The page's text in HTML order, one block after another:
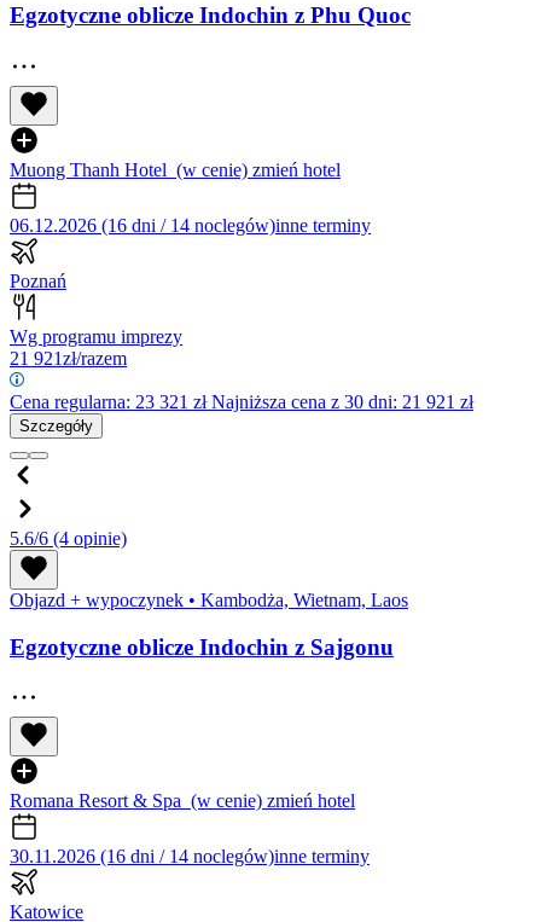
Egzotyczne oblicze Indochin z Phu Quoc
Muong Thanh Hotel (w cenie) zmień hotel
06.12.2026 (16 dni / 14 noclegów)inne terminy
Poznań
Wg programu imprezy
21 921zł/razem
Cena regularna: 23 321 złNajniższa cena z 30 dni: 21 921 zł
Szczegóły
5.6/6 (4 opinie)
Objazd + wypoczynek • Kambodża, Wietnam, Laos
Egzotyczne oblicze Indochin z Sajgonu
Romana Resort & Spa (w cenie) zmień hotel
30.11.2026 (16 dni / 14 noclegów)inne terminy
Katowice